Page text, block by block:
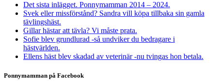
Det sista inlägget. Ponnymamman 2014 – 2024.
Svek eller missförstånd? Sandra vill köpa tillbaka sin gamla
tävlingshäst.
Gillar hästar att tävla? Vi måste prata.
Sofie blev grundlurad -så undviker du bedragare i
hästvärlden.
Ellens häst blev skadad av veterinär -nu tvingas hon betala.
Ponnymamman på Facebook